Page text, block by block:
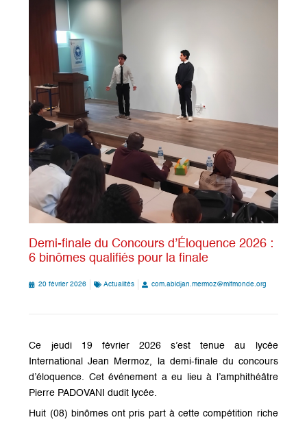
Demi-finale du Concours d’Éloquence 2026 :
6 binômes qualifiés pour la finale
20 février 2026 Actualités com.abidjan.mermoz@mlfmonde.org
Ce jeudi 19 février 2026 s’est tenue au lycée
International Jean Mermoz, la demi-finale du concours
d’éloquence. Cet événement a eu lieu à l’amphithéâtre
Pierre PADOVANI dudit lycée.
Huit (08) binômes ont pris part à cette compétition riche